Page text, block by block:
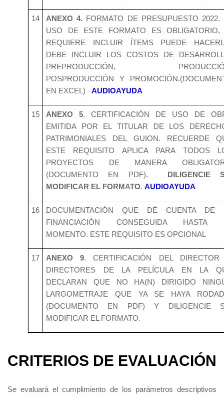
14 ANEXO 4. FORMATO DE PRESUPUESTO 2022.
USO DE ESTE FORMATO ES OBLIGATORIO,
REQUIERE INCLUIR ÍTEMS PUEDE
DEBE INCLUIR LOS COSTOS DE
PREPRODUCCIÓN,
POSPRODUCCIÓN Y
EN EXCEL) AUDIOAYUDA
15 ANEXO 5. CERTIFICACIÓN DE USO DE
EMITIDA POR EL TITULAR DE LOS
PATRIMONIALES DEL GUION. RECUERDE
ESTE REQUISITO APLICA PARA TODOS
PROYECTOS DE MANERA
(DOCUMENTO EN PDF).
DILIGENCIE
MODIFICAR EL FORMATO. AUDIOAYUDA
16
DOCUMENTACIÓN QUE DÉ CUENTA DE
FINANCIACIÓN CONSEGUIDA HASTA
MOMENTO. ESTE REQUISITO ES OPCIONAL
17 ANEXO 9. CERTIFICACIÓN DEL
DIRECTORES DE LA PELÍCULA EN LA
DECLARAN QUE NO HA(N) DIRIGIDO
LARGOMETRAJE QUE YA SE HAYA
(DOCUMENTO EN PDF) Y DILIGENCIE
MODIFICAR EL FORMATO.
CRITERIOS DE EVALUACIÓN
Se evaluará el cumplimiento de los parámetros descriptivos